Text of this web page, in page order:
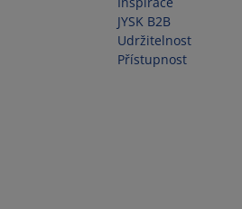
JYSK B2B
Udržitelnost
Přístupnost